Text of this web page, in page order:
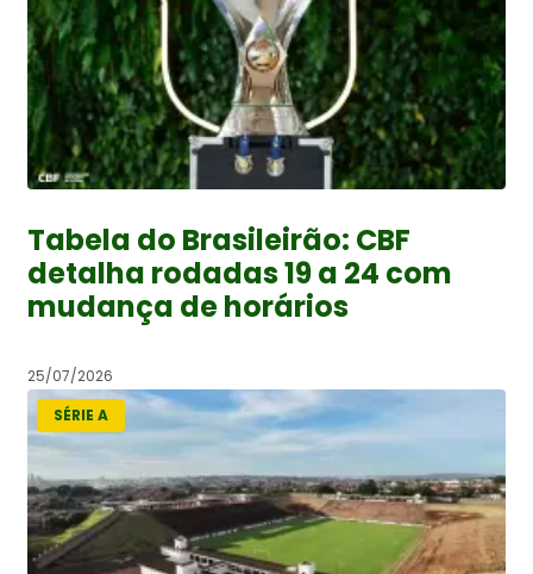
Tabela do Brasileirão: CBF
detalha rodadas 19 a 24 com
mudança de horários
25/07/2026
SÉRIE A